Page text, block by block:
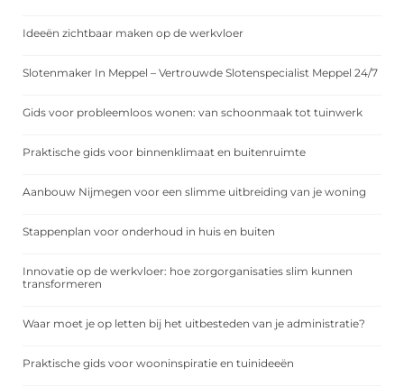
Ideeën zichtbaar maken op de werkvloer
Slotenmaker In Meppel – Vertrouwde Slotenspecialist Meppel 24/7
Gids voor probleemloos wonen: van schoonmaak tot tuinwerk
Praktische gids voor binnenklimaat en buitenruimte
Aanbouw Nijmegen voor een slimme uitbreiding van je woning
Stappenplan voor onderhoud in huis en buiten
Innovatie op de werkvloer: hoe zorgorganisaties slim kunnen
transformeren
Waar moet je op letten bij het uitbesteden van je administratie?
Praktische gids voor wooninspiratie en tuinideeën